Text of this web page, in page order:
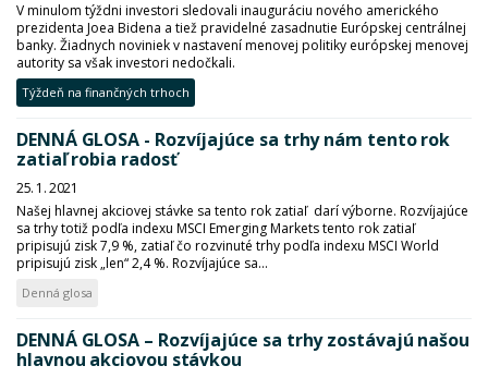
V minulom týždni investori sledovali inauguráciu nového amerického
prezidenta Joea Bidena a tiež pravidelné zasadnutie Európskej centrálnej
banky. Žiadnych noviniek v nastavení menovej politiky európskej menovej
autority sa však investori nedočkali.
Týždeň na finančných trhoch
DENNÁ GLOSA - Rozvíjajúce sa trhy nám tento rok
zatiaľ robia radosť
25. 1. 2021
Našej hlavnej akciovej stávke sa tento rok zatiaľ darí výborne. Rozvíjajúce
sa trhy totiž podľa indexu MSCI Emerging Markets tento rok zatiaľ
pripisujú zisk 7,9 %, zatiaľ čo rozvinuté trhy podľa indexu MSCI World
pripisujú zisk „len“ 2,4 %. Rozvíjajúce sa...
Denná glosa
DENNÁ GLOSA – Rozvíjajúce sa trhy zostávajú našou
hlavnou akciovou stávkou